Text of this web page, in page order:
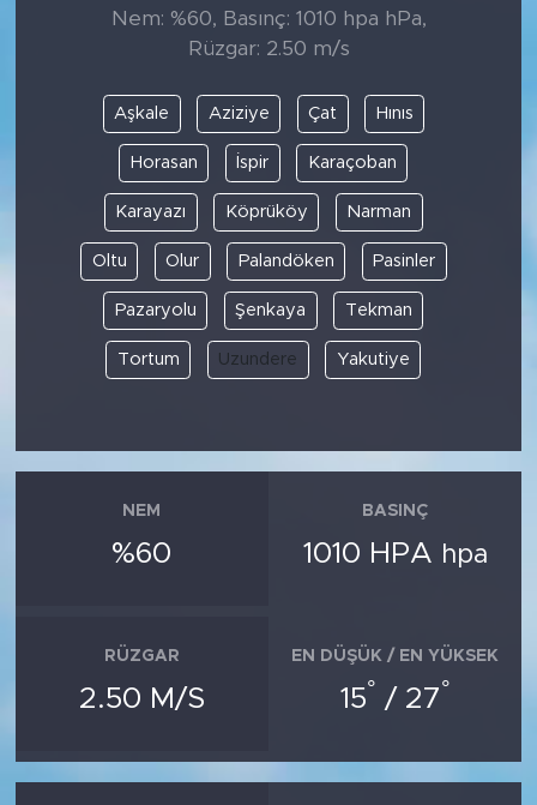
Nem: %60, Basınç: 1010 hpa hPa,
Rüzgar: 2.50 m/s
Aşkale Aziziye Çat Hınıs
Horasan İspir Karaçoban
Karayazı Köprüköy Narman
Oltu Olur Palandöken Pasinler
Pazaryolu Şenkaya Tekman
Tortum Uzundere Yakutiye
NEM
%60
BASINÇ
1010 HPA hpa
RÜZGAR
2.50 M/S
EN DÜŞÜK / EN YÜKSEK
15° / 27°